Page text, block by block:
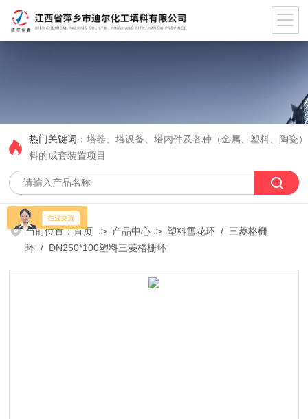
热门关键词：塔器、塔设备、塔内件及各种（金属、塑料、陶瓷
料的成套装置项目
当前位置：首页 > 产品中心 > 塑料雪花环 / 三菱格栅
环 / DN250*100塑料三菱格栅环